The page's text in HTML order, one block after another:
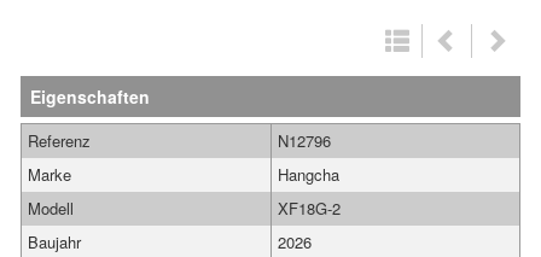
Eigenschaften
Referenz
N12796
Marke
Hangcha
Modell
XF18G-2
Baujahr
2026